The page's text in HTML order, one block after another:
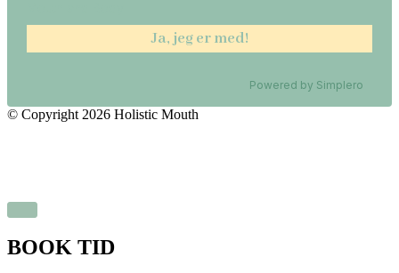
Powered by Simplero
© Copyright 2026 Holistic Mouth
BOOK TID